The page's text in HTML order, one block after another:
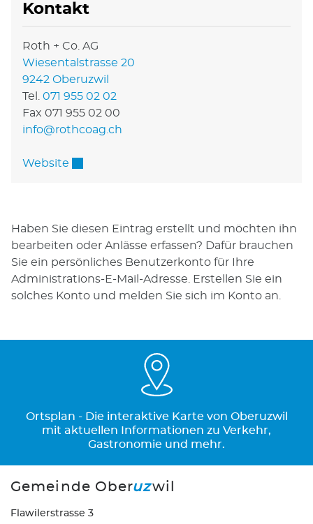
Kontakt
Roth + Co. AG
Wiesentalstrasse 20
9242 Oberuzwil
Tel. 071 955 02 02
Fax 071 955 02 00
info@rothcoag.ch
Website
Haben Sie diesen Eintrag erstellt und möchten ihn
bearbeiten oder Anlässe erfassen? Dafür brauchen
Sie ein persönliches Benutzerkonto für Ihre
Administrations-E-Mail-Adresse. Erstellen Sie ein
solches Konto und melden Sie sich im Konto an.
Ortsplan - Die interaktive Karte von Oberuzwil
mit aktuellen Informationen zu Verkehr,
Gastronomie und mehr.
Gemeinde Oberuzwil
Flawilerstrasse 3